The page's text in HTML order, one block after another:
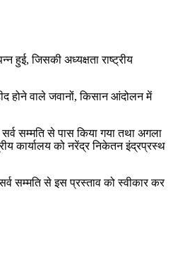
हुई, जिसकी अध्यक्षता राष्ट्रीय
होने वाले जवानों, किसान आंदोलन में
सर्व सम्मति से पास किया गया तथा अगला
कार्यालय को नरेंद्र निकेतन इंद्रप्रस्थ
सर्व सम्मति से इस प्रस्ताव को स्वीकार कर